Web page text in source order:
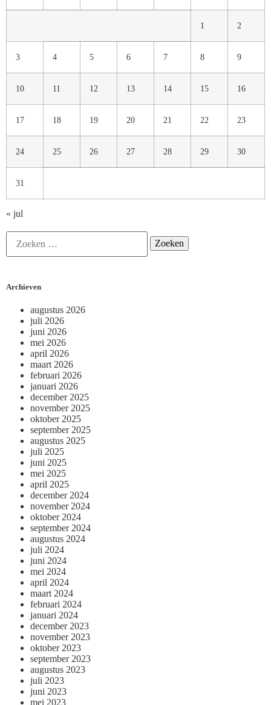
1 2
3 4 5 6 7 8 9
10 11 12 13 14 15 16
17 18 19 20 21 22 23
24 25 26 27 28 29 30
31
« jul
Archieven
augustus 2026
juli 2026
juni 2026
mei 2026
april 2026
maart 2026
februari 2026
januari 2026
december 2025
november 2025
oktober 2025
september 2025
augustus 2025
juli 2025
juni 2025
mei 2025
april 2025
december 2024
november 2024
oktober 2024
september 2024
augustus 2024
juli 2024
juni 2024
mei 2024
april 2024
maart 2024
februari 2024
januari 2024
december 2023
november 2023
oktober 2023
september 2023
augustus 2023
juli 2023
juni 2023
mei 2023